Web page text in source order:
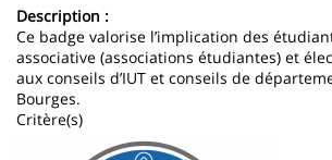
Description :
Ce badge valorise l’implication des
associative (associations étudiantes) et
aux conseils d’IUT et conseils de
Bourges.
Critère(s)